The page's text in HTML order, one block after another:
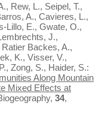
Rew, L., Seipel, T.,
A., Cavieres, L.,
Lillo, E., Gwate, O.,
J.,
Backes, A.,
K., Visser, V.,
Zong, S., Haider, S.:
Along Mountain
Mixed Effects at
34,